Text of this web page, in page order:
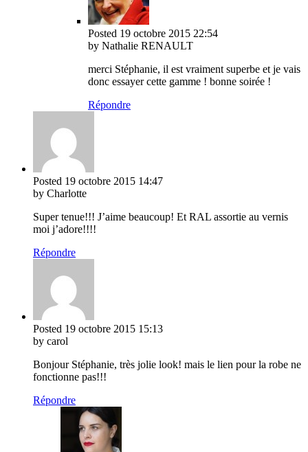
Posted 19 octobre 2015 22:54
by Nathalie RENAULT
merci Stéphanie, il est vraiment superbe et je vais
donc essayer cette gamme ! bonne soirée !
Répondre
Posted 19 octobre 2015 14:47
by Charlotte
Super tenue!!! J’aime beaucoup! Et RAL assortie au vernis
moi j’adore!!!!
Répondre
Posted 19 octobre 2015 15:13
by carol
Bonjour Stéphanie, très jolie look! mais le lien pour la robe ne
fonctionne pas!!!
Répondre